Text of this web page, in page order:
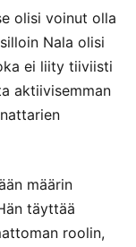
olisi voinut olla
Nala olisi
ei liity tiiviisti
aktiivisemman
määrin
täyttää
roolin,